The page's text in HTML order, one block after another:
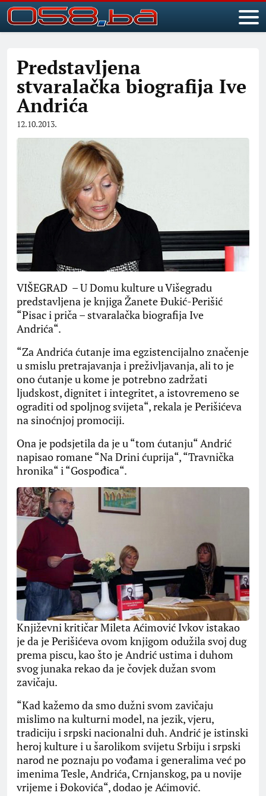
Predstavljena
stvaralačka biografija Ive
Andrića
12.10.2013.
VIŠEGRAD – U Domu kulture u Višegradu
predstavljena je knjiga Žanete Đukić-Perišić
“Pisac i priča – stvaralačka biografija Ive
Andrića“.
“Za Andrića ćutanje ima egzistencijalno značenje
u smislu pretrajavanja i preživljavanja, ali to je
ono ćutanje u kome je potrebno zadržati
ljudskost, dignitet i integritet, a istovremeno se
ograditi od spoljnog svijeta“, rekala je Perišićeva
na sinoćnjoj promociji.
Ona je podsjetila da je u “tom ćutanju“ Andrić
napisao romane “Na Drini ćuprija“, “Travnička
hronika“ i “Gospođica“.
Književni kritičar Mileta Aćimović Ivkov istakao
je da je Perišićeva ovom knjigom odužila svoj dug
prema piscu, kao što je Andrić ustima i duhom
svog junaka rekao da je čovjek dužan svom
zavičaju.
“Kad kažemo da smo dužni svom zavičaju
mislimo na kulturni model, na jezik, vjeru,
tradiciju i srpski nacionalni duh. Andrić je istinski
heroj kulture i u šarolikom svijetu Srbiju i srpski
narod ne poznaju po vođama i generalima već po
imenima Tesle, Andrića, Crnjanskog, pa u novije
vrijeme i Đokovića“, dodao je Aćimović.